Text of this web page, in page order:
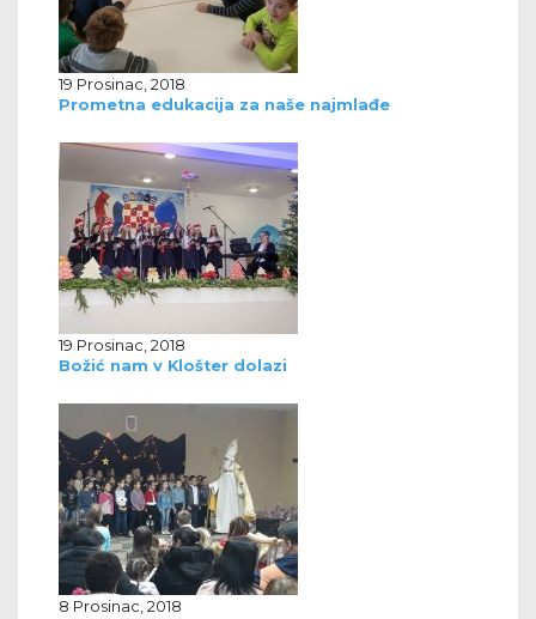
19 Prosinac, 2018
Prometna edukacija za naše najmlađe
19 Prosinac, 2018
Božić nam v Klošter dolazi
8 Prosinac, 2018